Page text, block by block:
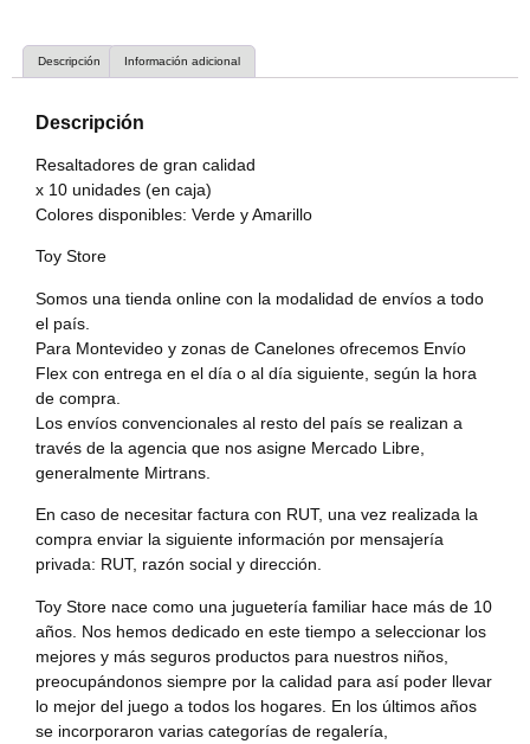
Descripción Información adicional
Descripción
Resaltadores de gran calidad
x 10 unidades (en caja)
Colores disponibles: Verde y Amarillo
Toy Store
Somos una tienda online con la modalidad de envíos a todo
el país.
Para Montevideo y zonas de Canelones ofrecemos Envío
Flex con entrega en el día o al día siguiente, según la hora
de compra.
Los envíos convencionales al resto del país se realizan a
través de la agencia que nos asigne Mercado Libre,
generalmente Mirtrans.
En caso de necesitar factura con RUT, una vez realizada la
compra enviar la siguiente información por mensajería
privada: RUT, razón social y dirección.
Toy Store nace como una juguetería familiar hace más de 10
años. Nos hemos dedicado en este tiempo a seleccionar los
mejores y más seguros productos para nuestros niños,
preocupándonos siempre por la calidad para así poder llevar
lo mejor del juego a todos los hogares. En los últimos años
se incorporaron varias categorías de regalería,